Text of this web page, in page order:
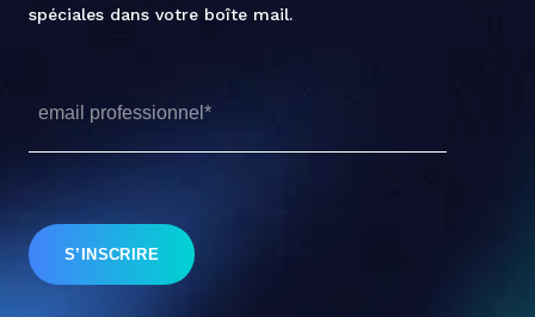
spéciales dans votre boîte mail.